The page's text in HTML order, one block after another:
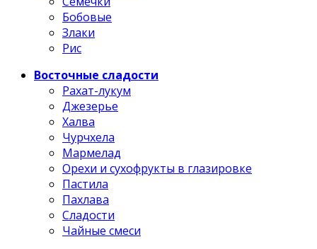
Бобовые
Злаки
Рис
Восточные сладости
Рахат-лукум
Джезерье
Халва
Чурчхела
Мармелад
Орехи и сухофрукты в глазировке
Пастила
Пахлава
Сладости
Чайные смеси